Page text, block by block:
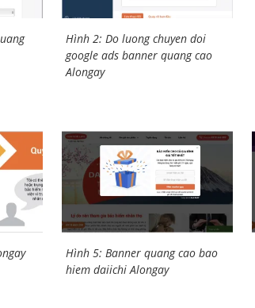
Hình 2: Do luong chuyen doi
google ads banner quang cao
Alongay
Hình 5: Banner quang cao bao
hiem daiichi Alongay